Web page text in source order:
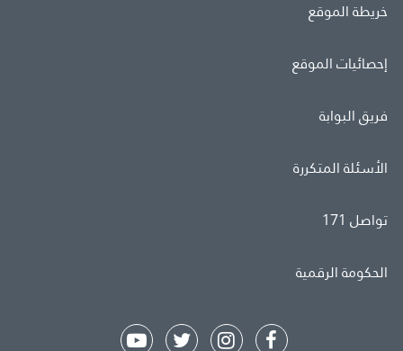
خريطة الموقع
إحصائيات الموقع
فريق البوابة
الأسئلة المتكررة
تواصل 171
الحكومة الرقمية